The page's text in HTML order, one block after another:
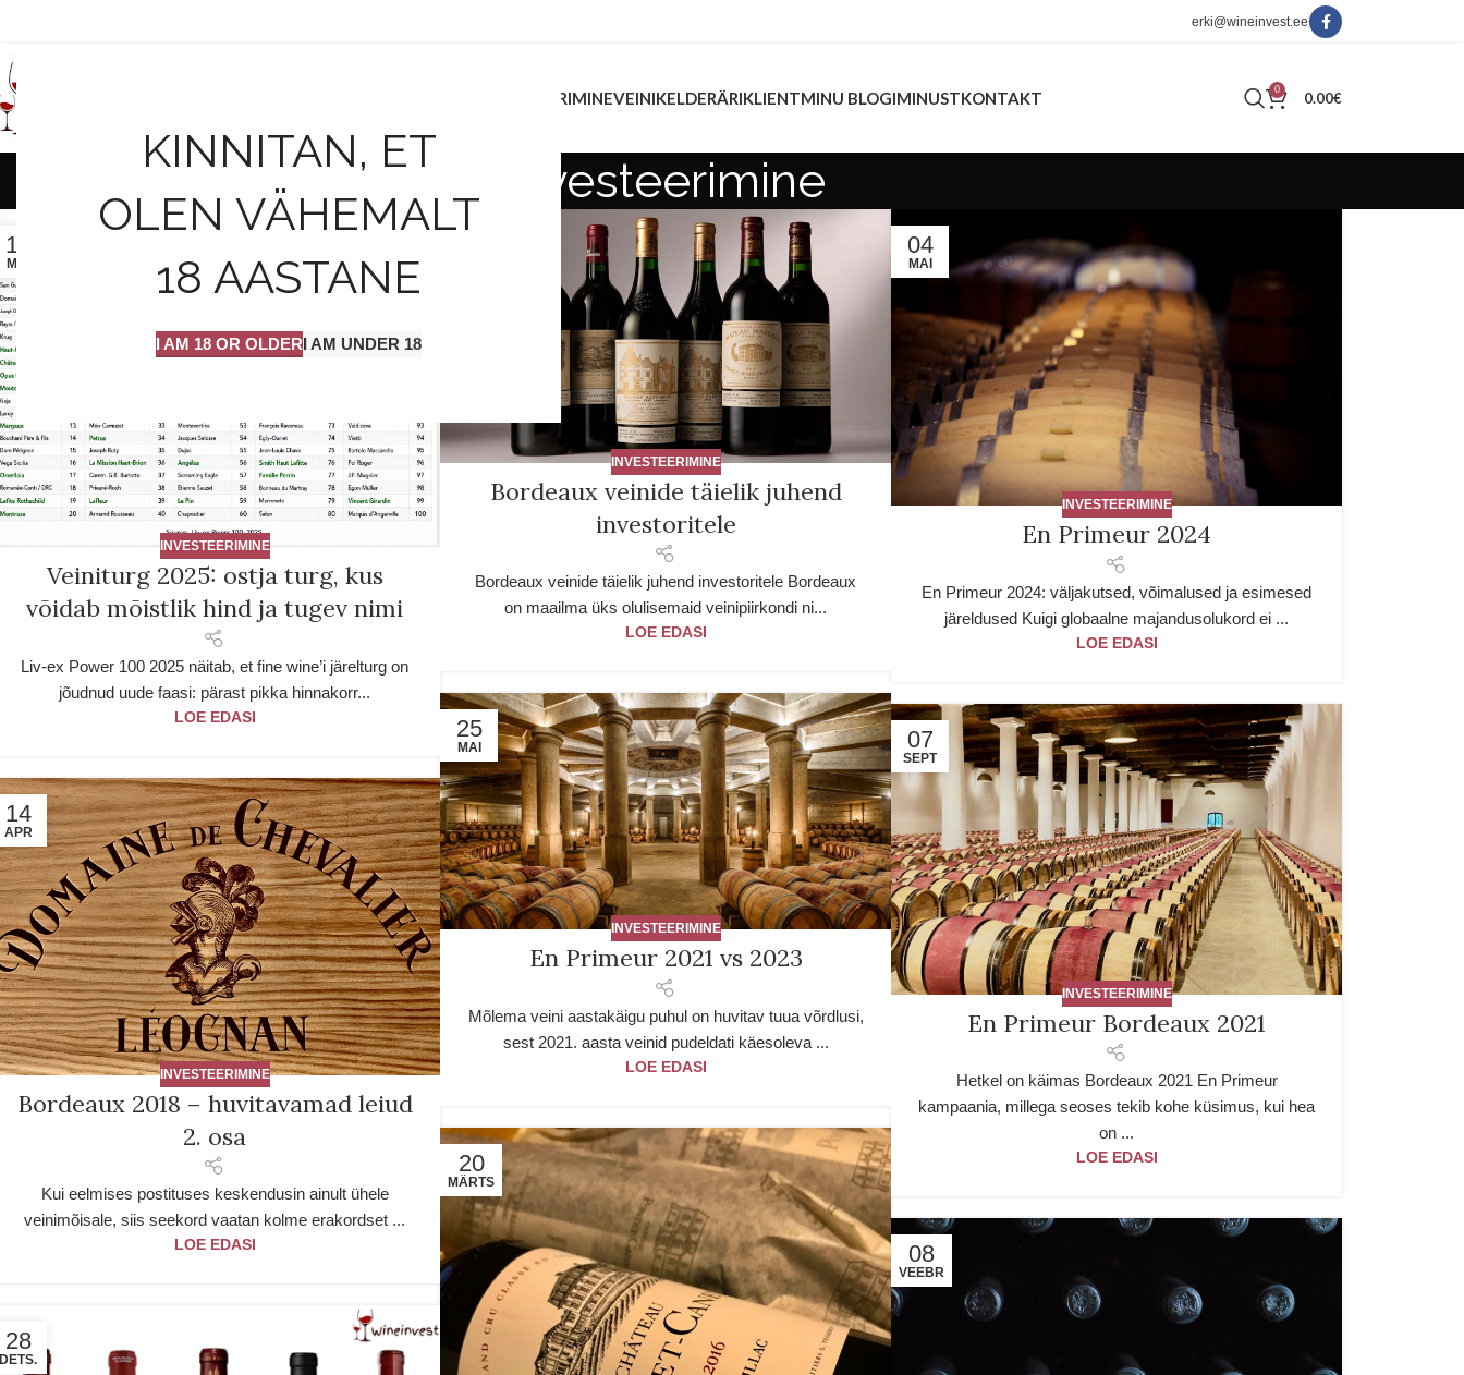
KINNITAN, ET
OLEN VÄHEMALT
18 AASTANE
I AM 18 OR OLDERI AM UNDER 18
erki@wineinvest.ee
INVESTEERIMINEVEINIKELDERÄRIKLIENTMINU BLOGIMINUSTKONTAKT 0 0.00€
investeerimine
13
MAI
INVESTEERIMINE
Veiniturg 2025: ostja turg, kus
võidab mõistlik hind ja tugev nimi
Liv-ex Power 100 2025 näitab, et fine wine’i järelturg on
jõudnud uude faasi: pärast pikka hinnakorr...
LOE EDASI
INVESTEERIMINE
Bordeaux veinide täielik juhend
investoritele
Bordeaux veinide täielik juhend investoritele Bordeaux
on maailma üks olulisemaid veinipiirkondi ni...
LOE EDASI
04
MAI
INVESTEERIMINE
En Primeur 2024
En Primeur 2024: väljakutsed, võimalused ja esimesed
järeldused Kuigi globaalne majandusolukord ei ...
LOE EDASI
25
MAI
INVESTEERIMINE
En Primeur 2021 vs 2023
Mõlema veini aastakäigu puhul on huvitav tuua võrdlusi,
sest 2021. aasta veinid pudeldati käesoleva ...
LOE EDASI
07
SEPT
INVESTEERIMINE
En Primeur Bordeaux 2021
Hetkel on käimas Bordeaux 2021 En Primeur
kampaania, millega seoses tekib kohe küsimus, kui hea
on ...
LOE EDASI
14
APR
INVESTEERIMINE
Bordeaux 2018 – huvitavamad leiud
2. osa
Kui eelmises postituses keskendusin ainult ühele
veinimõisale, siis seekord vaatan kolme erakordset ...
LOE EDASI
20
MÄRTS
08
VEEBR
28
DETS.